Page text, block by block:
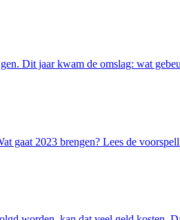
Dit jaar kwam de omslag: wat
gaat 2023 brengen? Lees de